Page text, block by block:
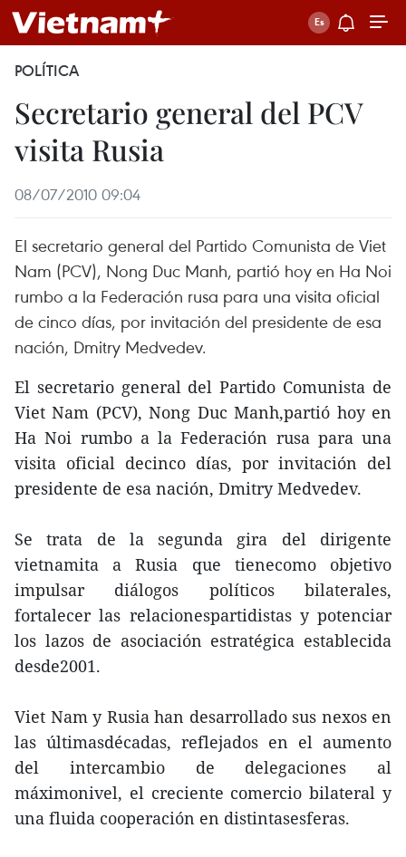
POLÍTICA
Secretario general del PCV
visita Rusia
08/07/2010 09:04
El secretario general del Partido Comunista de Viet
Nam (PCV), Nong Duc Manh, partió hoy en Ha Noi
rumbo a la Federación rusa para una visita oficial
de cinco días, por invitación del presidente de esa
nación, Dmitry Medvedev.
El secretario general del Partido Comunista de
Viet Nam (PCV), Nong Duc Manh,partió hoy en
Ha Noi rumbo a la Federación rusa para una
visita oficial decinco días, por invitación del
presidente de esa nación, Dmitry Medvedev.
Se trata de la segunda gira del dirigente
vietnamita a Rusia que tienecomo objetivo
impulsar diálogos políticos bilaterales,
fortalecer las relacionespartidistas y potenciar
los lazos de asociación estratégica establecida
desde2001.
Viet Nam y Rusia han desarrollado sus nexos en
las últimasdécadas, reflejados en el aumento
del intercambio de delegaciones al
máximonivel, el creciente comercio bilateral y
una fluida cooperación en distintasesferas.